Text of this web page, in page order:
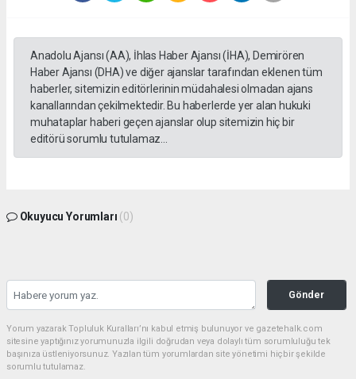
Anadolu Ajansı (AA), İhlas Haber Ajansı (İHA), Demirören
Haber Ajansı (DHA) ve diğer ajanslar tarafından eklenen tüm
haberler, sitemizin editörlerinin müdahalesi olmadan ajans
kanallarından çekilmektedir. Bu haberlerde yer alan hukuki
muhataplar haberi geçen ajanslar olup sitemizin hiç bir
editörü sorumlu tutulamaz...
Okuyucu Yorumları (0)
Gönder
Yorum yazarak Topluluk Kuralları’nı kabul etmiş bulunuyor ve gazetehalk.com
sitesine yaptığınız yorumunuzla ilgili doğrudan veya dolaylı tüm sorumluluğu tek
başınıza üstleniyorsunuz. Yazılan tüm yorumlardan site yönetimi hiçbir şekilde
sorumlu tutulamaz.